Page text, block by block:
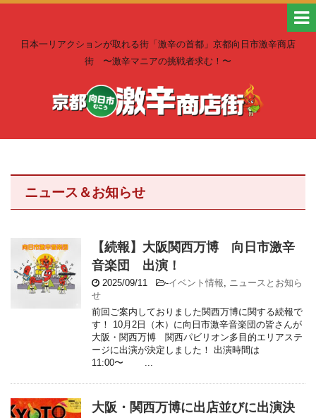
日本一リアクションが取れる街「激辛の首都」京都向日市激辛商店
街 〜激辛マニアの挑戦者求む！〜
ニュース＆お知らせ
【続報】大阪関西万博 向日市激辛
音楽団 出演！
2025/09/11 -イベント情報, ニュースとお知ら
せ
前回ご案内しておりました関西万博に関する続報で
す！ 10月2日（木）に向日市激辛音楽団の皆さんが
大阪・関西万博 関西パビリオン多目的エリアステ
ージに出演が決定しました！ 出演時間は
11:00〜 ...
大阪・関西万博に出店並びに出演決